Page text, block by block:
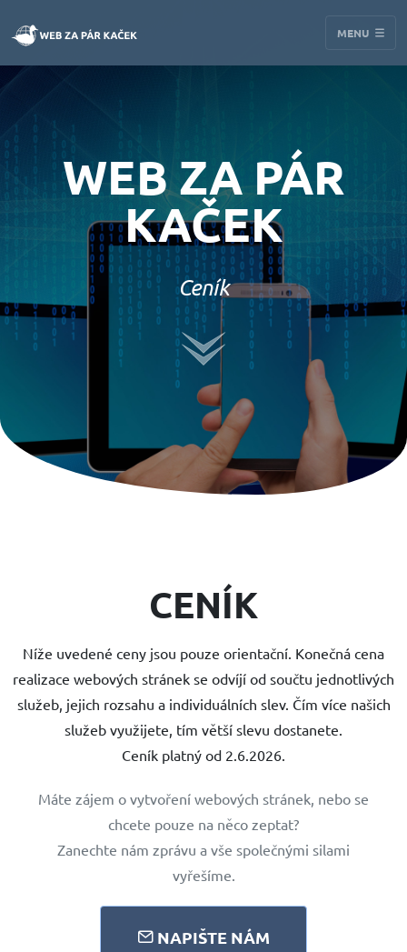
MENU
WEB ZA PÁR
KAČEK
Ceník
CENÍK
Níže uvedené ceny jsou pouze orientační. Konečná cena
realizace webových stránek se odvíjí od součtu jednotlivých
služeb, jejich rozsahu a individuálních slev. Čím více našich
služeb využijete, tím větší slevu dostanete.
Ceník platný od 2.6.2026.
Máte zájem o vytvoření webových stránek, nebo se
chcete pouze na něco zeptat?
Zanechte nám zprávu a vše společnými silami
vyřešíme.
NAPIŠTE NÁM